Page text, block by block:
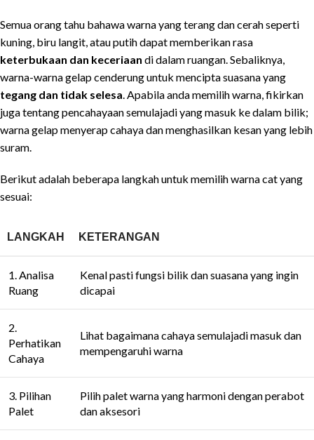
Semua orang tahu bahawa warna yang terang dan cerah seperti
kuning, biru langit, atau putih dapat memberikan rasa
keterbukaan dan keceriaan di dalam ruangan. Sebaliknya,
warna-warna gelap cenderung untuk mencipta suasana yang
tegang dan tidak selesa . Apabila anda memilih warna, fikirkan
juga tentang pencahayaan semulajadi yang masuk ke dalam bilik;
warna gelap menyerap cahaya dan menghasilkan kesan yang lebih
suram.
Berikut adalah beberapa langkah untuk memilih warna cat yang
sesuai:
LANGKAH KETERANGAN
1. Analisa
Ruang
Kenal pasti fungsi bilik dan suasana yang ingin
dicapai
2.
Perhatikan
Cahaya
Lihat bagaimana cahaya semulajadi masuk dan
mempengaruhi warna
3. Pilihan
Palet
Pilih palet warna yang harmoni dengan perabot
dan aksesori